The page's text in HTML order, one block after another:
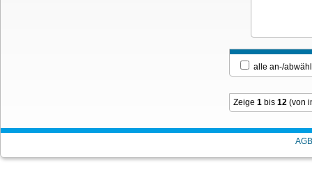
alle an-/
Zeige 1 bis 12 (von
AGB